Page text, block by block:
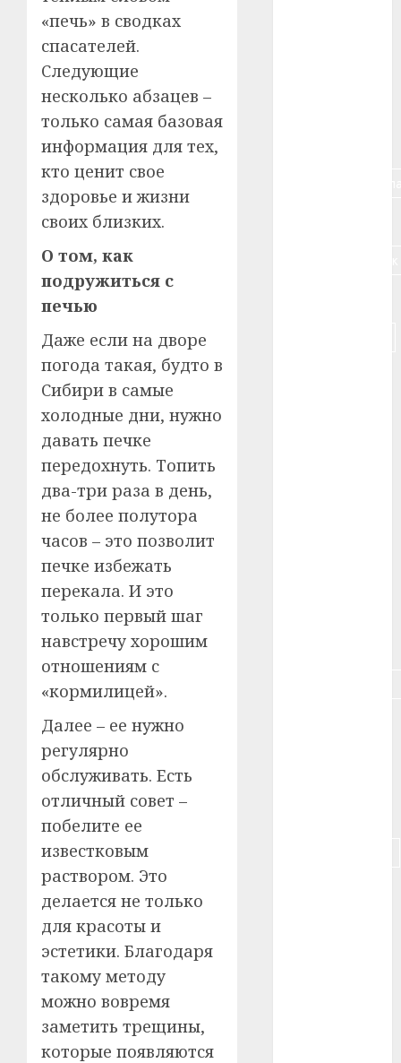
«печь» в сводках
спасателей.
Следующие
несколько абзацев –
только самая базовая
информация для тех,
кто ценит свое
здоровье и жизни
своих близких.
О том, как
подружиться с
печью
Даже если на дворе
погода такая, будто в
Сибири в самые
холодные дни, нужно
давать печке
передохнуть. Топить
два-три раза в день,
не более полутора
часов – это позволит
печке избежать
перекала. И это
только первый шаг
навстречу хорошим
отношениям с
«кормилицей».
Далее – ее нужно
регулярно
обслуживать. Есть
отличный совет –
побелите ее
известковым
раствором. Это
делается не только
для красоты и
эстетики. Благодаря
такому методу
можно вовремя
заметить трещины,
которые появляются